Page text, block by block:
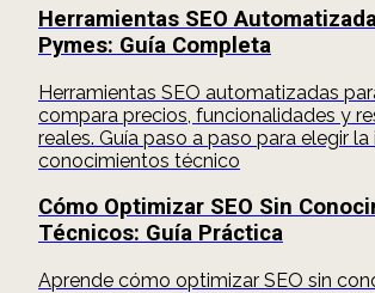
Herramientas SEO
Pymes: Guía Completa
Herramientas SEO automatizadas
compara precios, funcionalidades y
reales. Guía paso a paso para elegir la
conocimientos técnico
Cómo Optimizar SEO Sin
Técnicos: Guía Práctica
Aprende cómo optimizar SEO sin